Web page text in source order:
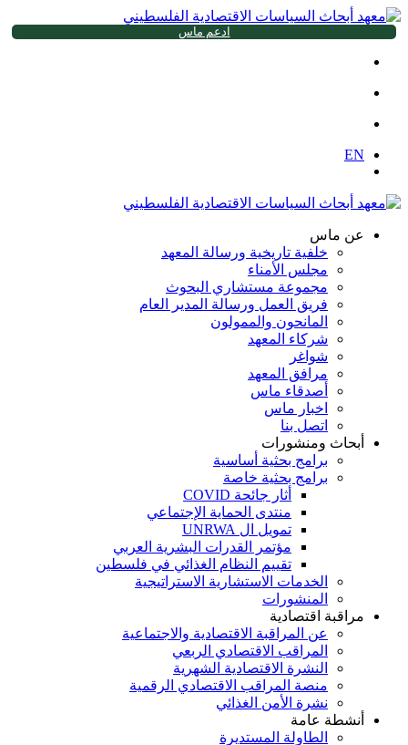
ادعم ماس
EN
عن ماس
خلفية تاريخية ورسالة المعهد
مجلس الأمناء
مجموعة مستشاري البحوث
فريق العمل ورسالة المدير العام
المانحون والممولون
شركاء المعهد
شواغر
مرافق المعهد
أصدقاء ماس
اخبار ماس
اتصل بنا
أبحاث ومنشورات
برامج بحثية أساسية
برامج بحثية خاصة
أثار جائحة COVID
منتدى الحماية الإجتماعي
تمويل ال UNRWA
مؤتمر القدرات البشرية العربي
تقييم النظام الغذائي في فلسطين
الخدمات الاستشارية الاستراتيجية
المنشورات
مراقبة اقتصادية
عن المراقبة الاقتصادية والاجتماعية
المراقب الاقتصادي الربعي
النشرة الاقتصادية الشهرية
منصة المراقب الاقتصادي الرقمية
نشرة الأمن الغذائي
أنشطة عامة
الطاولة المستديرة